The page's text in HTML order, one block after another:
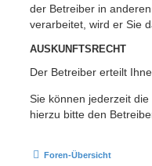
der Betreiber in
verarbeitet, wird er Sie
AUSKUNFTSRECHT
Der Betreiber erteilt
Sie können jederzeit
hierzu bitte den
Foren-Übersicht